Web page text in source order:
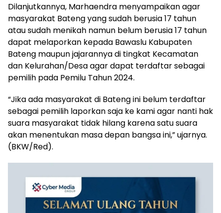
Dilanjutkannya, Marhaendra menyampaikan agar
masyarakat Bateng yang sudah berusia 17 tahun
atau sudah menikah namun belum berusia 17 tahun
dapat melaporkan kepada Bawaslu Kabupaten
Bateng maupun jajarannya di tingkat Kecamatan
dan Kelurahan/Desa agar dapat terdaftar sebagai
pemilih pada Pemilu Tahun 2024.
“Jika ada masyarakat di Bateng ini belum terdaftar
sebagai pemilih laporkan saja ke kami agar nanti hak
suara masyarakat tidak hilang karena satu suara
akan menentukan masa depan bangsa ini,” ujarnya.
(BKW/Red).